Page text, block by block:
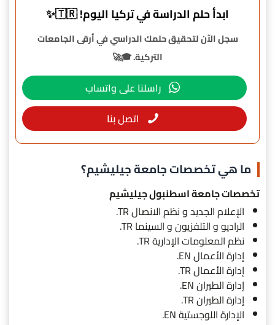
ابدأ حلم الدراسة في تركيا اليوم! 🇹🇷✨
سجل الآن لتحقيق حلمك الدراسي في أرقى الجامعات
التركية. 🎓🚀
راسلنا على واتساب
اتصل بنا
ما هي تخصصات جامعة جيليشيم؟
تخصصات جامعة اسطنبول جيليشيم
الإعلام الجديد و نظم الانصال TR.
الراديو و التلفزيون و السينما TR.
نظم المعلومات الإدارية TR.
إدارة الأعمال EN.
إدارة الأعمال TR.
إدارة الطيران EN.
إدارة الطيران TR.
الإدارة اللوجستية EN.